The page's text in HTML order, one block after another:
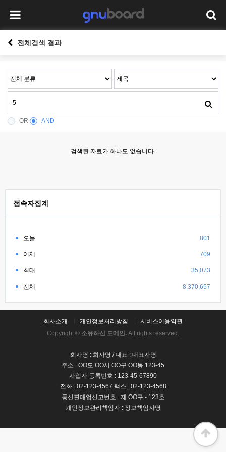
전체검색 결과
OR AND
검색된 자료가 하나도 없습니다.
접속자집계
오늘 801
어제 709
최대 35,073
전체 8,370,657
회사소개 개인정보처리방침
서비스이용약관
Copyright © 소유하신 도메인. All rights reserved.
회사명 : 회사명 / 대표 : 대표자명
주소 : OO도 OO시 OO구 OO동 123-45
사업자 등록번호 : 123-45-67890
전화 : 02-123-4567 팩스 : 02-123-4568
통신판매업신고번호 : 제 OO구 - 123호
개인정보관리책임자 : 정보책임자명